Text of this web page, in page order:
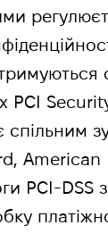
PCI
American
PCI-DSS